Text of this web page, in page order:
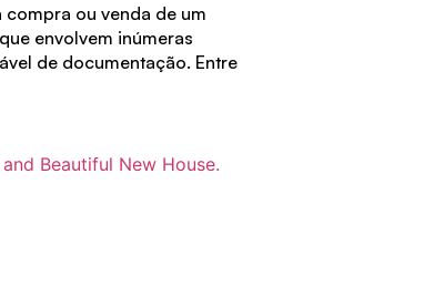
ou venda de um
envolvem inúmeras
de documentação. Entre